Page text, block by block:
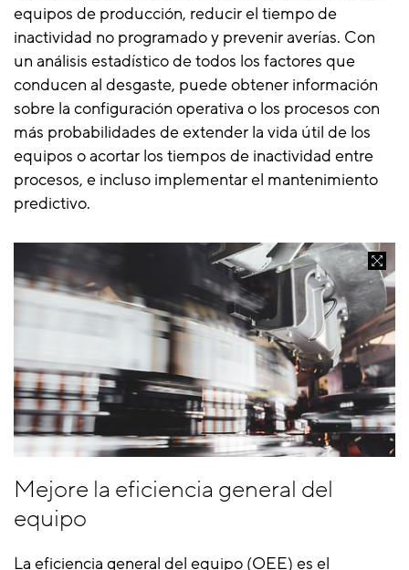
equipos de producción, reducir el tiempo de
inactividad no programado y prevenir averías. Con
un análisis estadístico de todos los factores que
conducen al desgaste, puede obtener información
sobre la configuración operativa o los procesos con
más probabilidades de extender la vida útil de los
equipos o acortar los tiempos de inactividad entre
procesos, e incluso implementar el mantenimiento
predictivo.
Mejore la eficiencia general del
equipo
La eficiencia general del equipo (OEE) es el